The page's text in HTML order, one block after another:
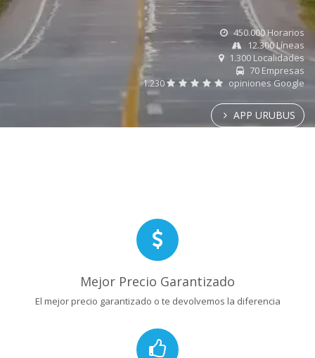
450.000 Horarios
12.300 Líneas
1.300 Localidades
70 Empresas
1.230
opiniones Google
APP URUBUS
Mejor Precio Garantizado
El mejor precio garantizado o te devolvemos la diferencia